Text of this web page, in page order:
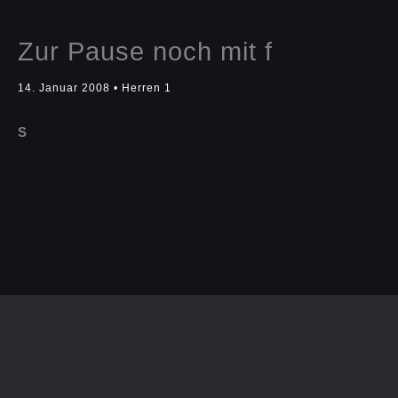
Zur Pause noch mit f
14. Januar 2008 • Herren 1
S